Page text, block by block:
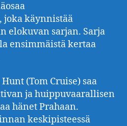
joka käynnistää
elokuvan sarjan. Sarja
ensimmäistä kertaa
(Tom Cruise) saa
ja huippuvaarallisen
hänet Prahaan.
keskipisteessä